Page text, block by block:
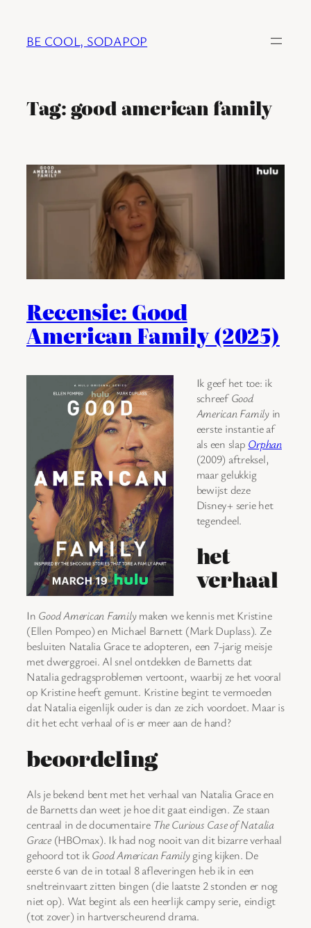
BE COOL, SODAPOP
Tag:good american family
Recensie: Good
American Family (2025)
Ik geef het toe: ik
schreefGood
American Familyin
eerste instantie af
als een slap Orphan
(2009) aftreksel,
maar gelukkig
bewijst deze
Disney+ serie het
tegendeel.
het
verhaal
In Good American Familymaken we kennis met Kristine
(Ellen Pompeo) en Michael Barnett (Mark Duplass). Ze
besluiten Natalia Grace te adopteren, een 7-jarig meisje
met dwerggroei. Al snel ontdekken de Barnetts dat
Natalia gedragsproblemen vertoont, waarbij ze het vooral
op Kristine heeft gemunt. Kristine begint te vermoeden
dat Natalia eigenlijk ouder is dan ze zich voordoet. Maar is
dit het echt verhaal of is er meer aan de hand?
beoordeling
Als je bekend bent met het verhaal van Natalia Grace en
de Barnetts dan weet je hoe dit gaat eindigen. Ze staan
centraal in de documentaire The Curious Case of Natalia
Grace(HBOmax). Ik had nog nooit van dit bizarre verhaal
gehoord tot ikGood American Familyging kijken. De
eerste 6 van de in totaal 8 afleveringen heb ik in een
sneltreinvaart zitten bingen (die laatste 2 stonden er nog
niet op). Wat begint als een heerlijk campy serie, eindigt
(tot zover) in hartverscheurend drama.